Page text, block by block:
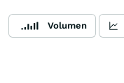
Volumen